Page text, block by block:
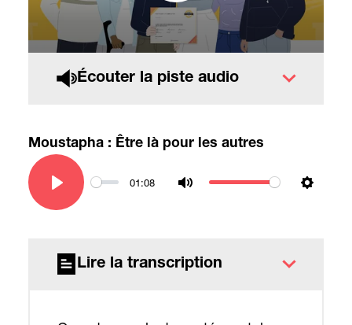
Écouter la piste audio
Moustapha : Être là pour les autres
Play
01:08
Lire la transcription